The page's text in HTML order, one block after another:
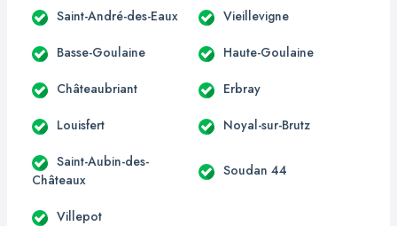
Saint-André-des-Eaux Vieillevigne
Basse-Goulaine Haute-Goulaine
Châteaubriant Erbray
Louisfert Noyal-sur-Brutz
Saint-Aubin-des-
Châteaux
Soudan 44
Villepot